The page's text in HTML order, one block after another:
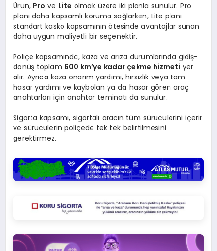
Ürün, Pro ve Lite olmak üzere iki planla sunulur. Pro
planı daha kapsamlı koruma sağlarken, Lite planı
standart kasko kapsamının ötesinde avantajlar sunan
daha uygun maliyetli bir seçenektir.
Poliçe kapsamında, kaza ve arıza durumlarında gidiş-
dönüş toplam 600 km’ye kadar çekme hizmeti yer
alır. Ayrıca kaza onarım yardımı, hırsızlık veya tam
hasar yardımı ve kaybolan ya da hasar gören araç
anahtarları için anahtar teminatı da sunulur.
Sigorta kapsamı, sigortalı aracın tüm sürücülerini içerir
ve sürücülerin poliçede tek tek belirtilmesini
gerektirmez.